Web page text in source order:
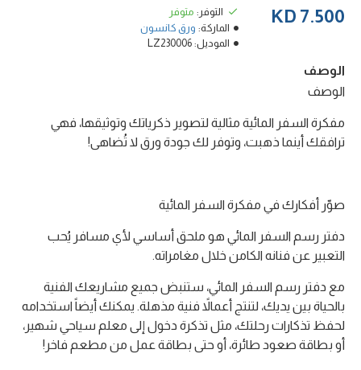
7.500 KD التوفر: متوفر
الماركة: ورق كانسون
الموديل: LZ230006
الوصف
الوصف
مفكرة السفر المائية مثالية لتصوير ذكرياتك وتوثيقها، فهي
ترافقك أينما ذهبت، وتوفر لك جودة ورق لا تُضاهى!
صوّر أفكارك في مفكرة السفر المائية
دفتر رسم السفر المائي هو ملحق أساسي لأي مسافر يُحب
التعبير عن فنانه الكامن خلال مغامراته.
مع دفتر رسم السفر المائي، ستنبض جميع مشاريعك الفنية
بالحياة بين يديك، لتنتج أعمالاً فنية مذهلة. يمكنك أيضاً استخدامه
لحفظ تذكارات رحلتك، مثل تذكرة دخول إلى معلم سياحي شهير،
أو بطاقة صعود طائرة، أو حتى بطاقة عمل من مطعم فاخر!